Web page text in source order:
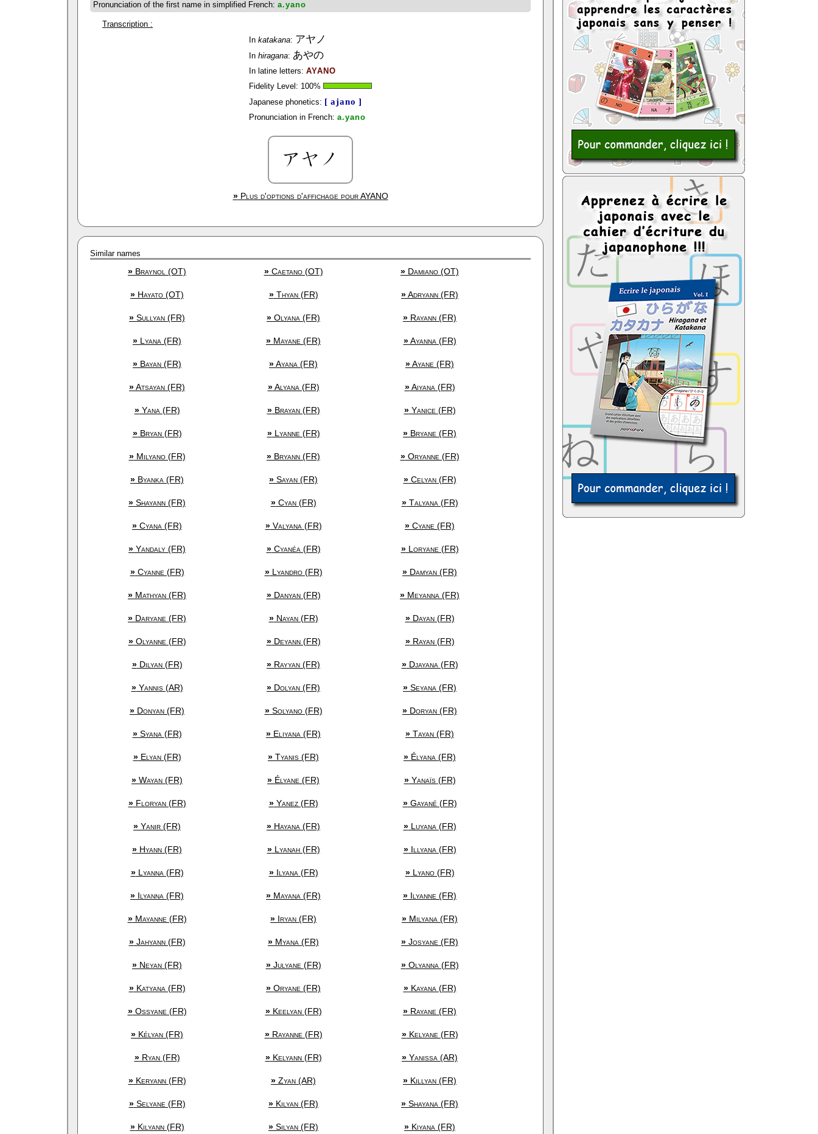
Pronunciation of the first name in simplified French: a.yano
Transcription :
In katakana: アヤノ
In hiragana: あやの
In latine letters: AYANO
Fidelity Level: 100%
Japanese phonetics: [ ajano ]
Pronunciation in French: a.yano
»Plus d'options d'affichage pourAYANO
Similar names
» Braynol (OT) »Caetano (OT) » Damiano (OT)
» Hayato (OT) »Thyan (FR) »Adryann (FR)
» Sullyan (FR) » Olyana (FR) » Rayann (FR)
» Lyana (FR) » Mayane (FR) »Ayanna (FR)
» Bayan (FR) »Ayana (FR) »Ayane (FR)
»Atsayan (FR) »Alyana (FR) »Aiyana (FR)
»Yana (FR) »Brayan (FR) »Yanice (FR)
»Bryan (FR) »Lyanne (FR) » Bryane (FR)
»Milyano (FR) » Bryann (FR) »Oryanne (FR)
» Byanka (FR) » Sayan (FR) »Celyan (FR)
» Shayann (FR) »Cyan (FR) »Talyana (FR)
» Cyana (FR) »Valyana (FR) » Cyane (FR)
» Yandaly (FR) »Cyanéa (FR) »Loryane (FR)
»Cyanne (FR) »Lyandro (FR) » Damyan (FR)
» Mathyan (FR) »Danyan (FR) » Meyanna (FR)
» Daryane (FR) »Nayan (FR) »Dayan (FR)
»Olyanne (FR) »Deyann (FR) »Rayan (FR)
»Dilyan (FR) » Rayyan (FR) »Djayana (FR)
»Yannis (AR) » Dolyan (FR) » Seyana (FR)
» Donyan (FR) »Solyano (FR) » Doryan (FR)
»Syana (FR) » Eliyana (FR) » Tayan (FR)
»Elyan (FR) » Tyanis (FR) » Élyana (FR)
» Wayan (FR) » Élyane (FR) »Yanaïs (FR)
»Floryan (FR) »Yanez (FR) »Gayané (FR)
» Yanir (FR) » Hayana (FR) »Luyana (FR)
» Hyann (FR) »Lyanah (FR) »Illyana (FR)
»Lyanna (FR) »Ilyana (FR) »Lyano (FR)
» Ilyanna (FR) » Mayana (FR) » Ilyanne (FR)
»Mayanne (FR) » Iryan (FR) » Milyana (FR)
»Jahyann (FR) » Myana (FR) » Josyane (FR)
» Neyan (FR) »Julyane (FR) »Olyanna (FR)
»Katyana (FR) » Oryane (FR) »Kayana (FR)
»Ossyane (FR) »Keelyan (FR) » Rayane (FR)
» Kélyan (FR) »Rayanne (FR) »Kelyane (FR)
»Ryan (FR) »Kelyann (FR) » Yanissa (AR)
»Keryann (FR) » Zyan (AR) » Killyan (FR)
»Selyane (FR) » Kilyan (FR) » Shayana (FR)
»Kilyann (FR) » Silyan (FR) » Kiyana (FR)